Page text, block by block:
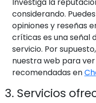
considerando.
opiniones y reseñas
críticas es una señal
servicio. Por
nuestra web para
recomendadas en
3. Servicios